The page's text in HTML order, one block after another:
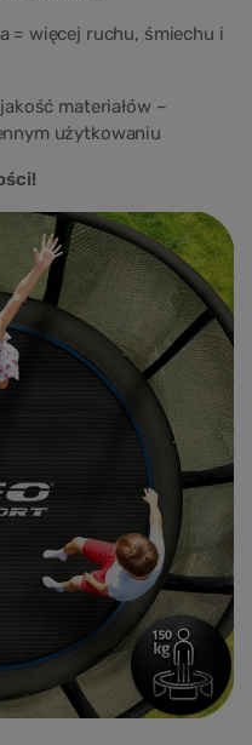
= więcej ruchu, śmiechu i
materiałów –
użytkowaniu